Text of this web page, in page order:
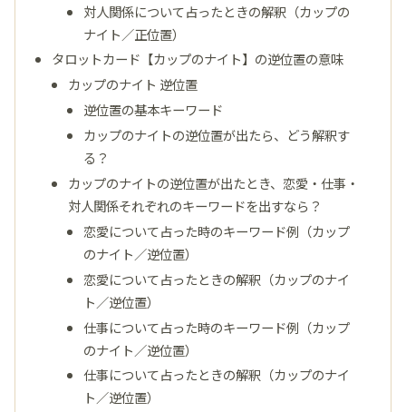
対人関係について占ったときの解釈（カップの
ナイト／正位置）
タロットカード【カップのナイト】の逆位置の意味
カップのナイト 逆位置
逆位置の基本キーワード
カップのナイトの逆位置が出たら、どう解釈す
る？
カップのナイトの逆位置が出たとき、恋愛・仕事・
対人関係それぞれのキーワードを出すなら？
恋愛について占った時のキーワード例（カップ
のナイト／逆位置）
恋愛について占ったときの解釈（カップのナイ
ト／逆位置）
仕事について占った時のキーワード例（カップ
のナイト／逆位置）
仕事について占ったときの解釈（カップのナイ
ト／逆位置）